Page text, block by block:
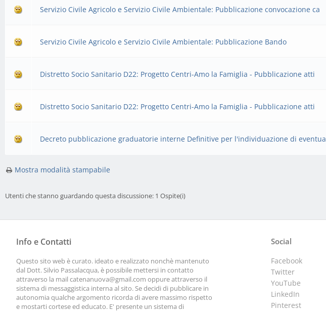
Servizio Civile Agricolo e Servizio Civile Ambientale: Pubblicazione convocazione ca
Servizio Civile Agricolo e Servizio Civile Ambientale: Pubblicazione Bando
Distretto Socio Sanitario D22: Progetto Centri-Amo la Famiglia - Pubblicazione atti
Distretto Socio Sanitario D22: Progetto Centri-Amo la Famiglia - Pubblicazione atti
Decreto pubblicazione graduatorie interne Definitive per l'individuazione di eventua
Mostra modalità stampabile
Utenti che stanno guardando questa discussione: 1 Ospite(i)
Info e Contatti
Questo sito web è curato. ideato e realizzato nonchè mantenuto
dal Dott. Silvio Passalacqua, è possibile mettersi in contatto
attraverso la mail catenanuova@gmail.com oppure attraverso il
sistema di messaggistica interna al sito. Se decidi di pubblicare in
autonomia qualche argomento ricorda di avere massimo rispetto
e mostarti cortese ed educato. E' presente un sistema di
Social
Facebook
Twitter
YouTube
LinkedIn
Pinterest